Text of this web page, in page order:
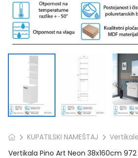
KUPATILSKI NAMEŠTAJ
Vertikala Pino Art Neon 38x160cm